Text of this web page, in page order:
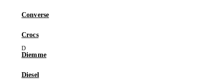
Converse
Crocs
Diemme
Diesel